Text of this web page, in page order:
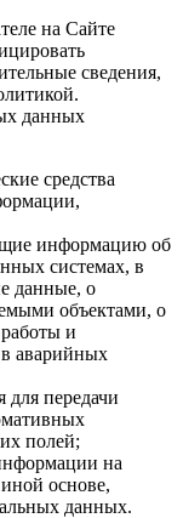
на Сайте
сведения,
данных
средства
информацию об
системах, в
данные, о
объектами, о
и
аварийных
для передачи
полей;
на
основе,
данных.